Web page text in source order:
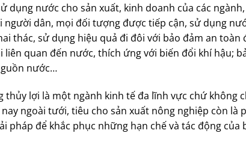
nước cho sản xuất, kinh doanh của các
dân, mọi đối tượng được tiếp cận, sử dụng
thác, sử dụng hiệu quả đi đôi với bảo đảm an toàn
quan đến nước, thích ứng với biến đổi khí hậu;
nước…
lợi là một ngành kinh tế đa lĩnh vực chứ không
ngoài tưới, tiêu cho sản xuất nông nghiệp còn là
pháp để khắc phục những hạn chế và tác động của